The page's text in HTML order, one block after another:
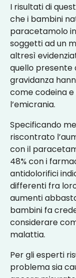
I risultati di
che i bambini
paracetamolo
soggetti ad un
altresì
quello presente
gravidanza
come codeina
l’emicrania.
Specificando
riscontrato
con il
48% con i
antidolorifici
differenti fra
aumenti
bambini fa
considerare
malattia.
Per gli esperti
problema sia